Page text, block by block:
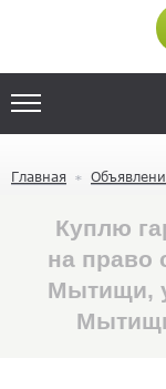
Главная
Куплю
на право
Мытищи,